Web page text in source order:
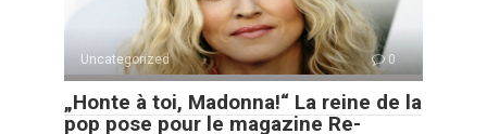
Uncategorized 0
„Honte à toi, Madonna!“ La reine de la
pop pose pour le magazine Re-